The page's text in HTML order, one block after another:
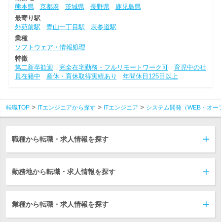
熊本県
京都府 茨城県 長野県
鹿児島県
最寄り駅
外苑前駅
青山一丁目駅
表参道駅
業種
ソフトウェア・情報処理
特徴
第二新卒歓迎
完全在宅勤務・フルリモートワーク可
育児中の社
員在籍中
産休・育休取得実績あり 年間休日125日以上
転職TOP ITエンジニアから探す ITエンジニア システム開発（WEB・オ
職種から転職・求人情報を探す
勤務地から転職・求人情報を探す
業種から転職・求人情報を探す